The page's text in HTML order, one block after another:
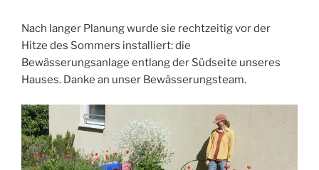
Nach langer Planung wurde sie rechtzeitig vor der
Hitze des Sommers installiert: die
Bewässerungsanlage entlang der Südseite unseres
Hauses. Danke an unser Bewässerungsteam.